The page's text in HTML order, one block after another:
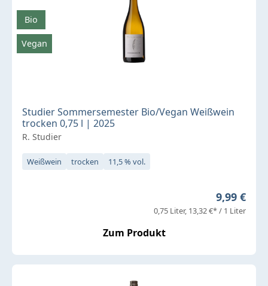
Studier Sommersemester Bio/Vegan Weißwein
trocken 0,75 l | 2025
R. Studier
Weißwein trocken 11,5 % vol.
Regulärer
9,99 €
0,75 Liter 13,32 €* / 1 Liter
Zum Produkt
Bio
Vegan